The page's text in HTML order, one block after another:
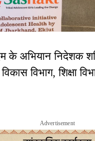
के अभियान निदेशक
विभाग, शिक्षा
Advertisement